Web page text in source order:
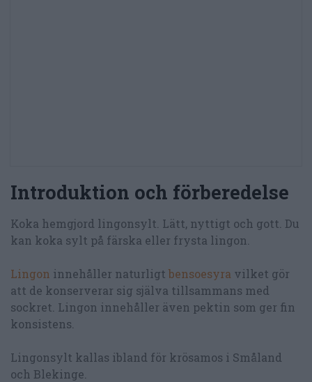
Introduktion och förberedelse
Koka hemgjord lingonsylt. Lätt, nyttigt och gott. Du
kan koka sylt på färska eller frysta lingon.
Lingon innehåller naturligt bensoesyra vilket gör
att de konserverar sig själva tillsammans med
sockret. Lingon innehåller även pektin som ger fin
konsistens.
Lingonsylt kallas ibland för krösamos i Småland
och Blekinge.